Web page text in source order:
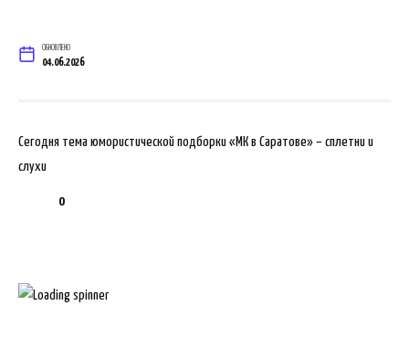
ОБНОВЛЕНО
04.06.2026
Сегодня тема юмористической подборки «МК в Саратове» – сплетни и
слухи
0